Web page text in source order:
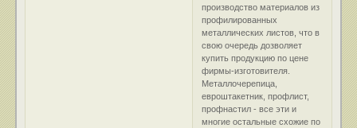
производство материалов из
профилированных
металлических листов, что в
свою очередь дозволяет
купить продукцию по цене
фирмы-изготовителя.
Металлочерепица,
евроштакетник, профлист,
профнастил - все эти и
многие остальные схожие по